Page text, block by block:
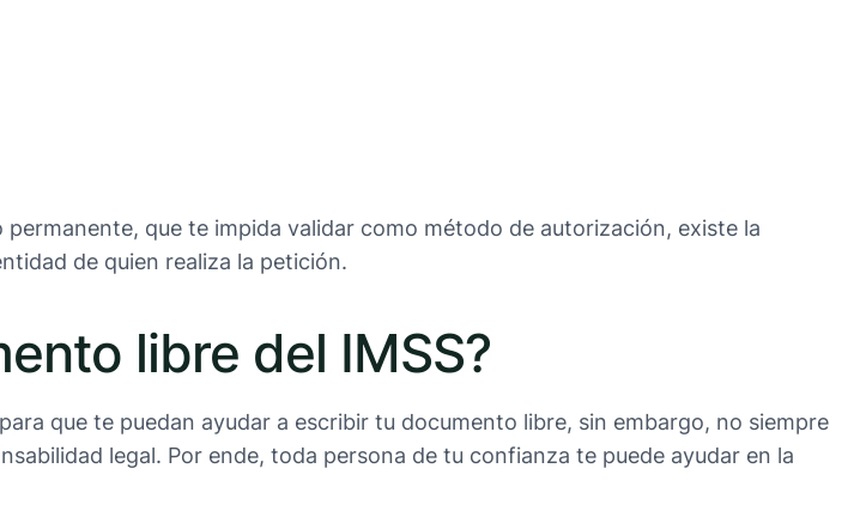
que te impida validar como método de autorización, existe la
de quien realiza la petición.
libre del IMSS?
que te puedan ayudar a escribir tu documento libre, sin embargo, no siempre
legal. Por ende, toda persona de tu confianza te puede ayudar en la